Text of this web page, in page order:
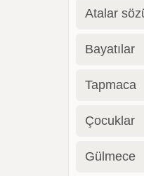
Atalar
Bayatılar
Tapmaca
Çocuklar
Gülmece